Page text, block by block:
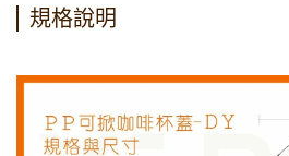
規格說明